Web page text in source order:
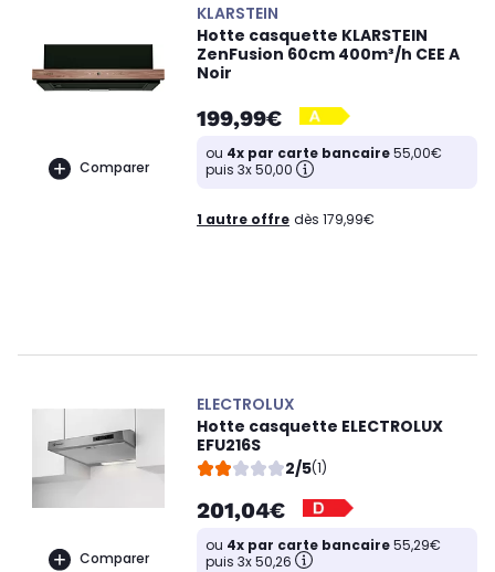
Comparer
KLARSTEIN
Hotte casquette KLARSTEIN
ZenFusion 60cm 400m³/h CEE A
Noir
199,99€
ou 4x par carte bancaire55,00€
puis 3x 50,00
1 autre offre dès 179,99€
Comparer
ELECTROLUX
Hotte casquette ELECTROLUX
EFU216S
2/5(1)
201,04€
ou 4x par carte bancaire55,29€
puis 3x 50,26